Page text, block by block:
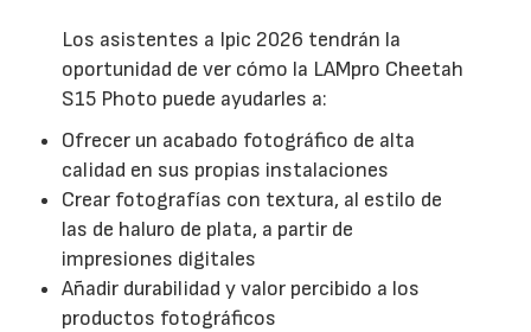
Los asistentes a Ipic 2026 tendrán la
oportunidad de ver cómo la LAMpro Cheetah
S15 Photo puede ayudarles a:
Ofrecer un acabado fotográfico de alta
calidad en sus propias instalaciones
Crear fotografías con textura, al estilo de
las de haluro de plata, a partir de
impresiones digitales
Añadir durabilidad y valor percibido a los
productos fotográficos